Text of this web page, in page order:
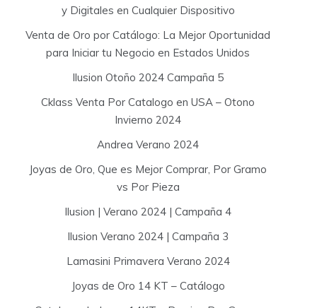
y Digitales en Cualquier Dispositivo
Venta de Oro por Catálogo: La Mejor Oportunidad
para Iniciar tu Negocio en Estados Unidos
Ilusion Otoño 2024 Campaña 5
Cklass Venta Por Catalogo en USA – Otono
Invierno 2024
Andrea Verano 2024
Joyas de Oro, Que es Mejor Comprar, Por Gramo
vs Por Pieza
Ilusion | Verano 2024 | Campaña 4
Ilusion Verano 2024 | Campaña 3
Lamasini Primavera Verano 2024
Joyas de Oro 14 KT – Catálogo